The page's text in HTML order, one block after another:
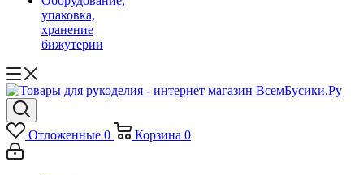
упаковка,
хранение
бижутерии
Отложенные 0 Корзина 0